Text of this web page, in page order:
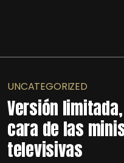
UNCATEGORIZED
Versión
cara de las
televisivas